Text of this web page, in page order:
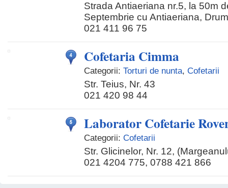
Strada Antiaeriana nr.5, la 50m
Septembrie cu Antiaeriana,
021 411 96 75
Cofetaria Cimma
Categorii: Torturi de nunta, Cofetarii
Str. Teius, Nr. 43
021 420 98 44
Laborator Cofetarie
Categorii: Cofetarii
Str. Glicinelor, Nr. 12,
021 4204 775, 0788 421 866